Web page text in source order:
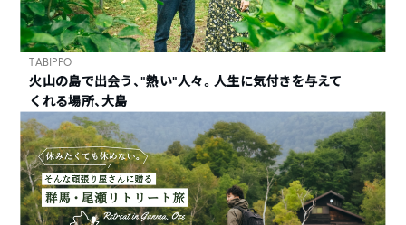
TABIPPO
火山の島で出会う、“熱い“人々。人生に気付きを与えて
くれる場所、大島